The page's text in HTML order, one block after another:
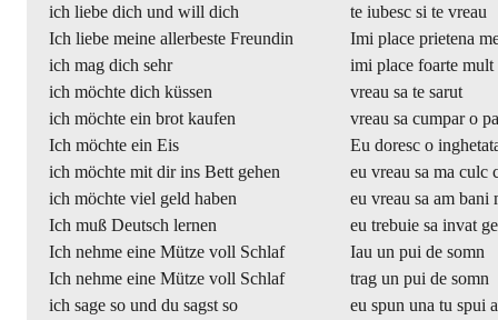
ich liebe dich und will dich
te iubesc si te vreau
Ich liebe meine allerbeste Freundin
Imi place prietena
ich mag dich sehr
imi place foarte mult
ich möchte dich küssen
vreau sa te sarut
ich möchte ein brot kaufen
vreau sa cumpar o
Ich möchte ein Eis
Eu doresc o
ich möchte mit dir ins Bett gehen
eu vreau sa ma culc
ich möchte viel geld haben
eu vreau sa am bani
Ich muß Deutsch lernen
eu trebuie sa invat
Ich nehme eine Mütze voll Schlaf
Iau un pui de somn
Ich nehme eine Mütze voll Schlaf
trag un pui de somn
ich sage so und du sagst so
eu spun una tu spui